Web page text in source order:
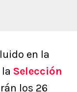
en la
Selección
los 26